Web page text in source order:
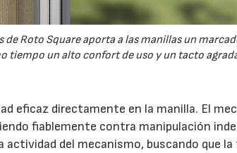
Roto Square aporta a las manillas un
tiempo un alto confort de uso y un tacto
eficaz directamente en la manilla. El
fiablemente contra manipulación
del mecanismo, buscando que